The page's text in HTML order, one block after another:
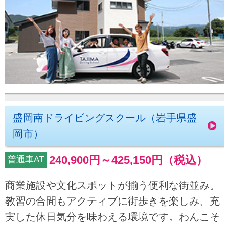
盛岡南ドライビングスクール（岩手県盛
岡市）
普通車AT 240,900円 ～425,150円 （税込）
商業施設や文化スポットが揃う便利な街並み。
教習の合間もアクティブに街歩きを楽しみ、充
実した休日気分を味わえる環境です。わんこそ